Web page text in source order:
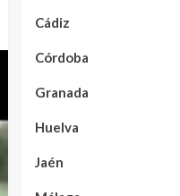
Cádiz
Córdoba
Granada
Huelva
Jaén